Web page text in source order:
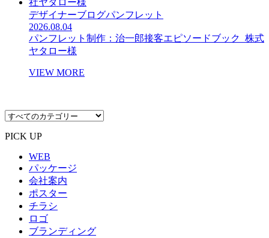
デザイナーブログパンフレット
2026.08.04
パンフレット制作：治一郎接客エピソードブック_株式
ヤタロー様
VIEW MORE
PICK UP
WEB
パッケージ
会社案内
ポスター
チラシ
ロゴ
ブランディング